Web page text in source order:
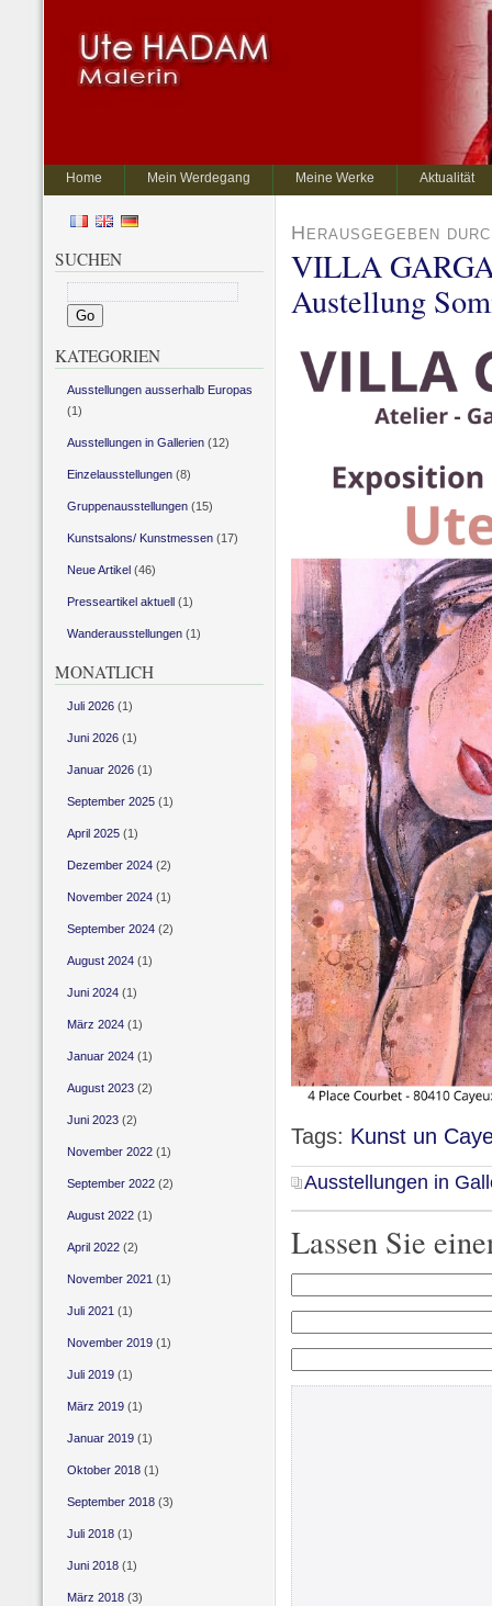
Home Mein Werdegang Meine Werke Aktualität
Herausgegeben
VILLA
Austellung
Tags: Kunst un
Ausstellungen in
Lassen Sie
SUCHEN
KATEGORIEN
Ausstellungen ausserhalb Europas
(1)
Ausstellungen in Gallerien(12)
Einzelausstellungen(8)
Gruppenausstellungen(15)
Kunstsalons/ Kunstmessen(17)
Neue Artikel(46)
Presseartikel aktuell(1)
Wanderausstellungen(1)
MONATLICH
Juli 2026(1)
Juni 2026(1)
Januar 2026(1)
September 2025(1)
April 2025(1)
Dezember 2024(2)
November 2024(1)
September 2024(2)
August 2024(1)
Juni 2024(1)
März 2024(1)
Januar 2024(1)
August 2023(2)
Juni 2023(2)
November 2022(1)
September 2022(2)
August 2022(1)
April 2022(2)
November 2021 (1)
Juli 2021 (1)
November 2019(1)
Juli 2019(1)
März 2019(1)
Januar 2019(1)
Oktober 2018(1)
September 2018(3)
Juli 2018(1)
Juni 2018(1)
März 2018(3)